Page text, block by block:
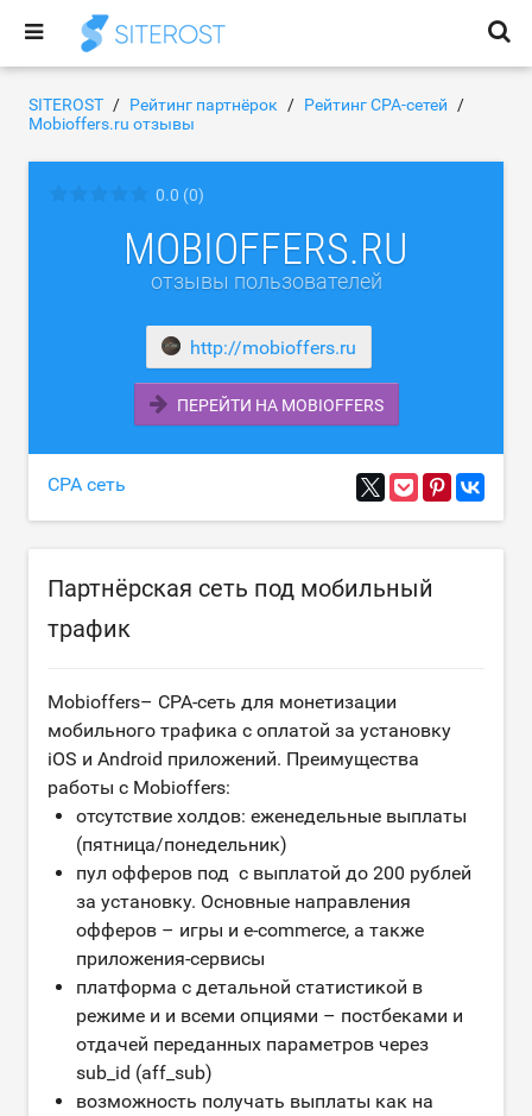
SITEROST Рейтинг партнёрок
Рейтинг CPA-сетей
Mobioffers.ru отзывы
0.0 (0)
MOBIOFFERS.RU
отзывы пользователей
http://mobioffers.ru
ПЕРЕЙТИ НА MOBIOFFERS
CPA сеть
Партнёрская сеть под мобильный
трафик
Mobioffers– CPA-сеть для монетизации
мобильного трафика с оплатой за установку
iOS и Аndroid приложений. Преимущества
работы с Mobioffers:
отсутствие холдов: еженедельные выплаты
(пятница/понедельник)
пул офферов под с выплатой до 200 рублей
за установку. Основные направления
офферов – игры и e-commerce, а также
приложения-cервисы
платформа с детальной статистикой в
режиме и и всеми опциями – постбеками и
отдачей переданных параметров через
sub_id (aff_sub)
возможность получать выплаты как на